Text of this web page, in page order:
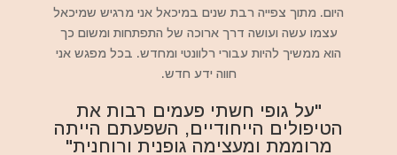
היום. מתוך צפייה רבת שנים במיכאל אני מרגיש שמיכאל
עצמו עשה ועושה דרך ארוכה של התפתחות ומשום כך
הוא ממשיך להיות עבורי רלוונטי ומחדש. בכל מפגש אני
חווה ידע חדש.
"על גופי חשתי פעמים רבות את
הטיפולים הייחודיים, השפעתם הייתה
מרוממת ומעצימה גופנית ורוחנית"